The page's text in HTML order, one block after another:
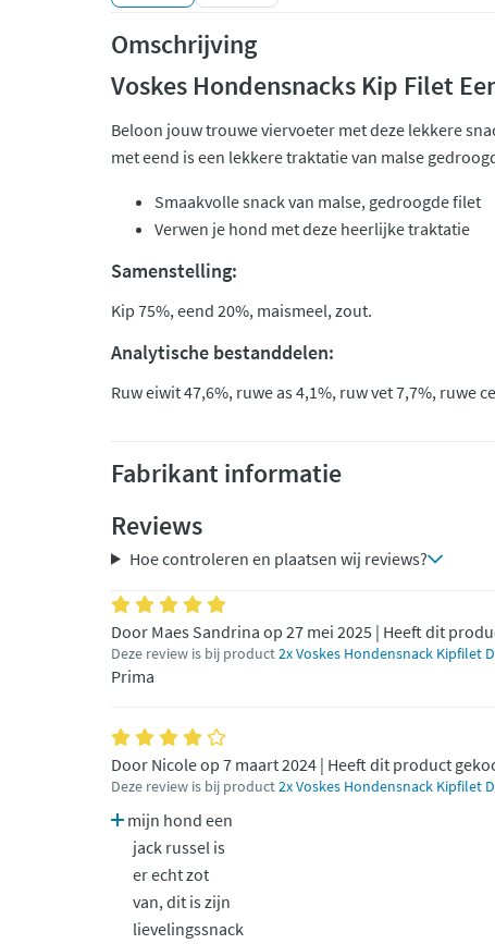
Omschrijving
Voskes Hondensnacks Kip Filet
Beloon jouw trouwe viervoeter met deze lekkere
met eend is een lekkere traktatie van malse
Smaakvolle snack van malse, gedroogde filet
Verwen je hond met deze heerlijke traktatie
Samenstelling:
Kip 75%, eend 20%, maismeel, zout.
Analytische bestanddelen:
Ruw eiwit 47,6%, ruwe as 4,1%, ruw vet 7,7%, ruwe
Fabrikant informatie
Reviews
Hoe controleren en plaatsen wij reviews?
Door Maes Sandrina op 27 mei 2025 | Heeft dit
Deze review is bij product2x Voskes Hondensnack Kipfilet
Prima
Door Nicole op 7 maart 2024 | Heeft dit product
Deze review is bij product2x Voskes Hondensnack Kipfilet
mijn hond een
jack russel is
er echt zot
van, dit is zijn
lievelingssnack